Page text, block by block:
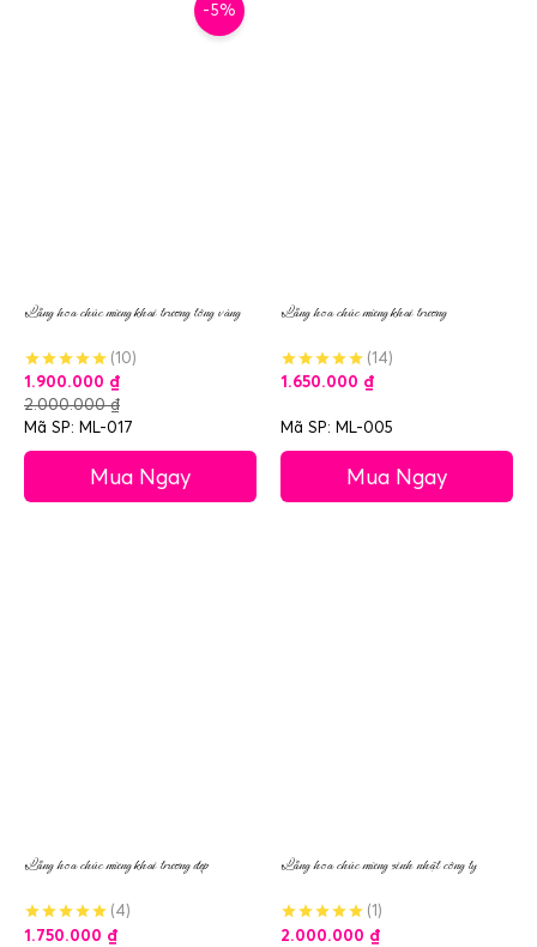
-5%
Lẵng hoa chúc mừng khai trương tông vàng
(10)
1.900.000 ₫
2.000.000₫
Mã SP: ML-017
Mua Ngay
Lẵng hoa chúc mừng khai trương
(14)
1.650.000 ₫
Mã SP: ML-005
Mua Ngay
Lẵng hoa chúc mừng khai trương đẹp
(4)
1.750.000 ₫
Lẵng hoa chúc mừng sinh nhật công ty
(1)
2.000.000 ₫